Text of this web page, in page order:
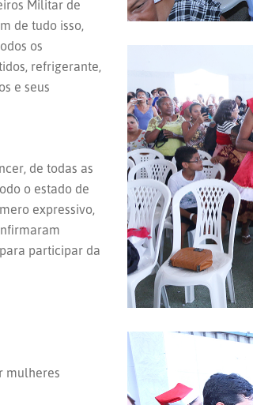
Militar de
de tudo isso,
os
refrigerante,
e seus
de todas as
o estado de
expressivo,
participar da
mulheres